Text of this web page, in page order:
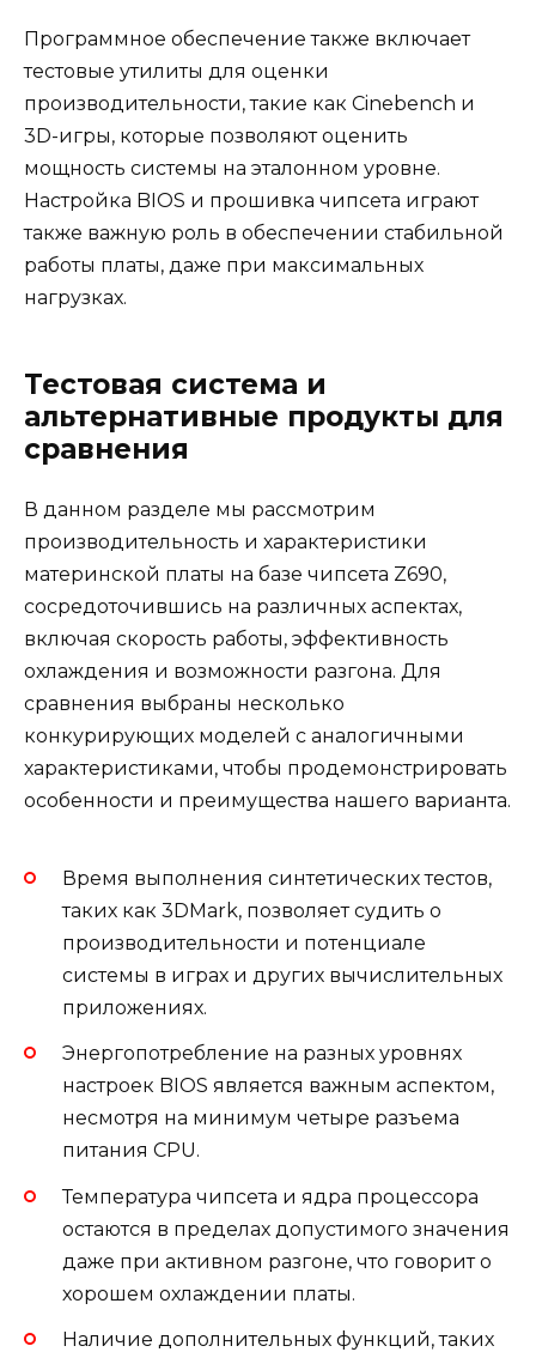
Программное обеспечение также включает
тестовые утилиты для оценки
производительности, такие как Cinebench и
3D-игры, которые позволяют оценить
мощность системы на эталонном уровне.
Настройка BIOS и прошивка чипсета играют
также важную роль в обеспечении стабильной
работы платы, даже при максимальных
нагрузках.
Тестовая система и
альтернативные продукты для
сравнения
В данном разделе мы рассмотрим
производительность и характеристики
материнской платы на базе чипсета Z690,
сосредоточившись на различных аспектах,
включая скорость работы, эффективность
охлаждения и возможности разгона. Для
сравнения выбраны несколько
конкурирующих моделей с аналогичными
характеристиками, чтобы продемонстрировать
особенности и преимущества нашего варианта.
Время выполнения синтетических тестов,
таких как 3DMark, позволяет судить о
производительности и потенциале
системы в играх и других вычислительных
приложениях.
Энергопотребление на разных уровнях
настроек BIOS является важным аспектом,
несмотря на минимум четыре разъема
питания CPU.
Температура чипсета и ядра процессора
остаются в пределах допустимого значения
даже при активном разгоне, что говорит о
хорошем охлаждении платы.
Наличие дополнительных функций, таких